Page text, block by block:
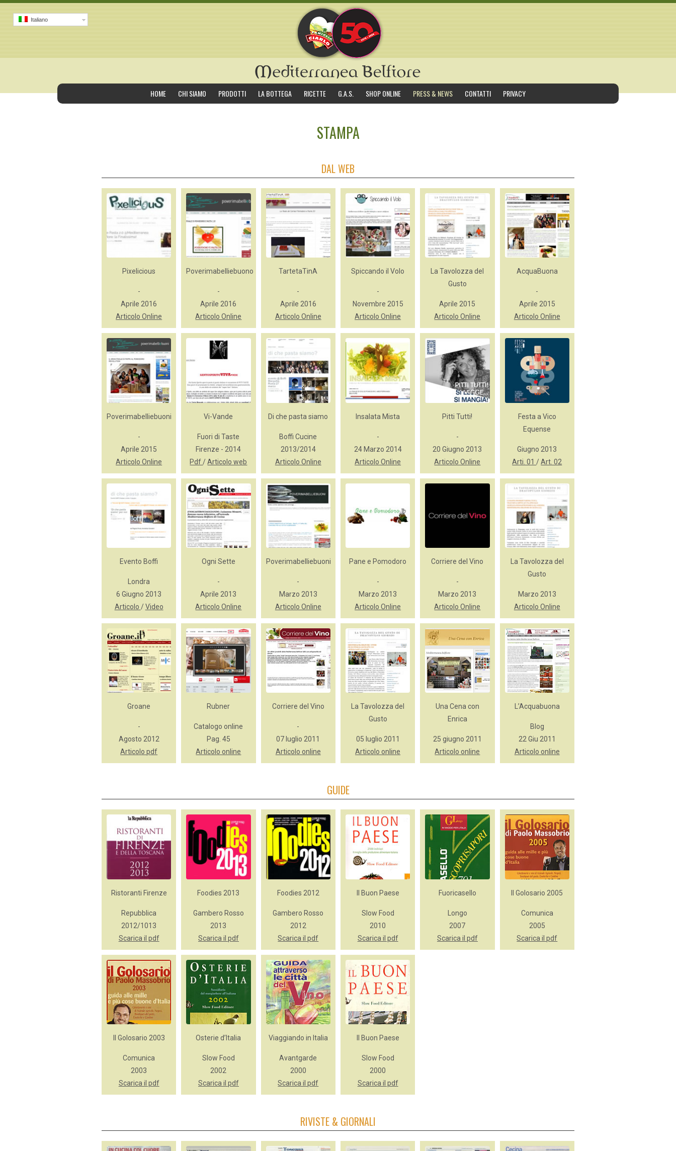
Italiano
HOME CHI SIAMO PRODOTTI LA BOTTEGA RICETTE G.A.S. SHOP ONLINE PRESS & NEWS CONTATTI PRIVACY
STAMPA
DAL WEB
Pixelicious
-
Aprile 2016
Articolo Online
Poverimabelliebuono
-
Aprile 2016
Articolo Online
TartetaTinA
-
Aprile 2016
Articolo Online
Spiccando il Volo
-
Novembre 2015
Articolo Online
La Tavolozza del
Gusto
Aprile 2015
Articolo Online
AcquaBuona
-
Aprile 2015
Articolo Online
Poverimabelliebuoni
-
Aprile 2015
Articolo Online
Vi-Vande
Fuori di Taste
Firenze - 2014
Pdf /Articolo web
Di che pasta siamo
Boffi Cucine
2013/2014
Articolo Online
Insalata Mista
-
24 Marzo 2014
Articolo Online
Pitti Tutti!
-
20 Giugno 2013
Articolo Online
Festa a Vico
Equense
Giugno 2013
Arti. 01 /Art. 02
Evento Boffi
Londra
6 Giugno 2013
Articolo /Video
Ogni Sette
-
Aprile 2013
Articolo Online
Poverimabelliebuoni
-
Marzo 2013
Articolo Online
Pane e Pomodoro
-
Marzo 2013
Articolo Online
Corriere del Vino
-
Marzo 2013
Articolo Online
La Tavolozza del
Gusto
Marzo 2013
Articolo Online
Groane
-
Agosto 2012
Articolo pdf
Rubner
Catalogo online
Pag. 45
Articolo online
Corriere del Vino
-
07 luglio 2011
Articolo online
La Tavolozza del
Gusto
05 luglio 2011
Articolo online
Una Cena con
Enrica
25 giugno 2011
Articolo online
L’Acquabuona
Blog
22 Giu 2011
Articolo online
GUIDE
Ristoranti Firenze
Repubblica
2012/1013
Scarica il pdf
Foodies 2013
Gambero Rosso
2013
Scarica il pdf
Foodies 2012
Gambero Rosso
2012
Scarica il pdf
Il Buon Paese
Slow Food
2010
Scarica il pdf
Fuoricasello
Longo
2007
Scarica il pdf
Il Golosario 2005
Comunica
2005
Scarica il pdf
Il Golosario 2003
Comunica
2003
Scarica il pdf
Osterie d’Italia
Slow Food
2002
Scarica il pdf
Viaggiando in Italia
Avantgarde
2000
Scarica il pdf
Il Buon Paese
Slow Food
2000
Scarica il pdf
RIVISTE & GIORNALI